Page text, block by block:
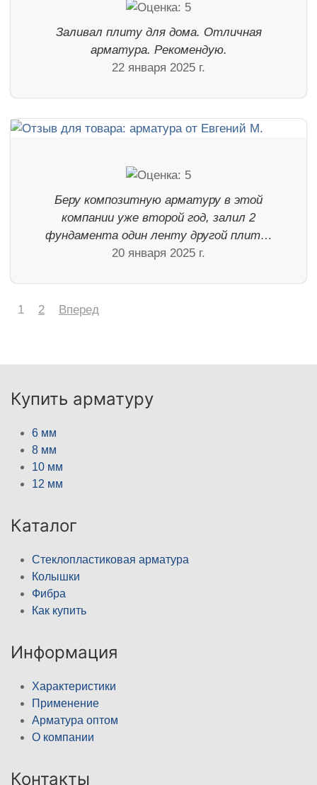
Заливал плиту для дома. Отличная
арматура. Рекомендую.
22 января 2025 г.
Беру композитную арматуру в этой
компании уже второй год, залил 2
фундамента один ленту другой плит…
20 января 2025 г.
1 2 Вперед
Купить арматуру
6 мм
8 мм
10 мм
12 мм
Каталог
Стеклопластиковая арматура
Колышки
Фибра
Как купить
Информация
Характеристики
Применение
Арматура оптом
О компании
Контакты